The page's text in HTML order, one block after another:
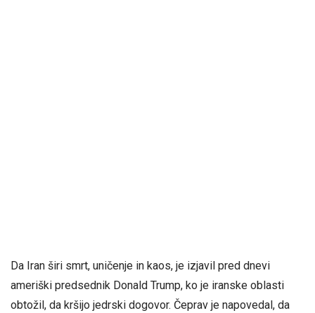
Da Iran širi smrt, uničenje in kaos, je izjavil pred dnevi
ameriški predsednik Donald Trump, ko je iranske oblasti
obtožil, da kršijo jedrski dogovor. Čeprav je napovedal, da